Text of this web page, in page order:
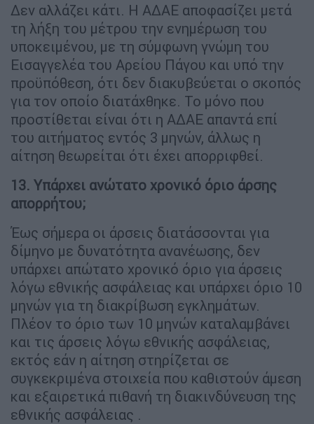
Δεν αλλάζει κάτι. Η ΑΔΑΕ αποφασίζει μετά
τη λήξη του μέτρου την ενημέρωση του
υποκειμένου, με τη σύμφωνη γνώμη του
Εισαγγελέα του Αρείου Πάγου και υπό την
προϋπόθεση, ότι δεν διακυβεύεται ο σκοπός
για τον οποίο διατάχθηκε. Το μόνο που
προστίθεται είναι ότι η ΑΔΑΕ απαντά επί
του αιτήματος εντός 3 μηνών, άλλως η
αίτηση θεωρείται ότι έχει απορριφθεί.
13. Υπάρχει ανώτατο χρονικό όριο άρσης
απορρήτου;
Έως σήμερα οι άρσεις διατάσσονται για
δίμηνο με δυνατότητα ανανέωσης, δεν
υπάρχει απώτατο χρονικό όριο για άρσεις
λόγω εθνικής ασφάλειας και υπάρχει όριο 10
μηνών για τη διακρίβωση εγκλημάτων.
Πλέον το όριο των 10 μηνών καταλαμβάνει
και τις άρσεις λόγω εθνικής ασφάλειας,
εκτός εάν η αίτηση στηρίζεται σε
συγκεκριμένα στοιχεία που καθιστούν άμεση
και εξαιρετικά πιθανή τη διακινδύνευση της
εθνικής ασφάλειας .